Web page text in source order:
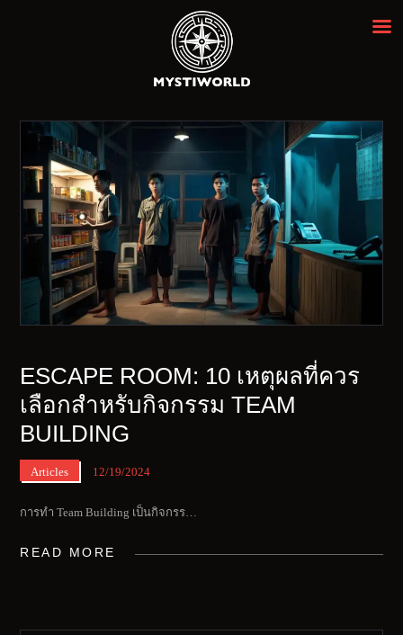
MYSTIWORLD เอสเคป รูม กรุงเทพฯ
ห้องหลบหนีที่ดีที่สุดในกรุงเทพ ★★★★★
ENGLISH
ESCAPE ROOM: 10 เหตุผลที่ควร
เลือกสำหรับกิจกรรม TEAM
BUILDING
Articles 12/19/2024
การทำ Team Building เป็นกิจกรร…
READ MORE